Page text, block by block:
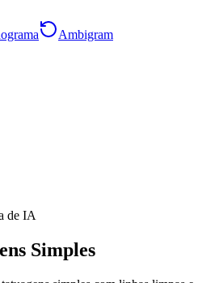
Ambigram
de IA
Simples